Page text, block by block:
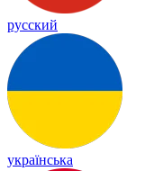
русский
українська